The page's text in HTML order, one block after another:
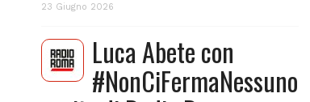
23 Giugno 2026
Luca Abete con
#NonCiFermaNessuno